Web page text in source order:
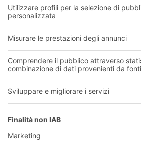
Chi siamo
La nostra rete globale
I nostri stabilimenti
A BIT O
YOUR LIFE.